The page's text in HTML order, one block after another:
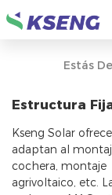
Estás
Estructura
Kseng Solar
adaptan al
cochera, montaje
agrivoltaico, etc.